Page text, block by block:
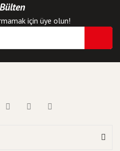
için üye olun!